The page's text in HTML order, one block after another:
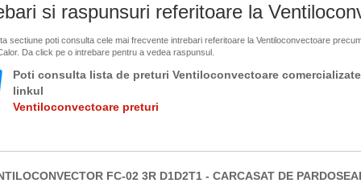
si raspunsuri referitoare la
sectiune poti consulta cele mai frecvente intrebari referitoare la Ventiloconvectoare
Da click pe o intrebare pentru a vedea raspunsul.
Poti consulta lista de preturi Ventiloconvectoare
linkul
Ventiloconvectoare preturi
FC-02 3R D1D2T1 - CARCASAT DE